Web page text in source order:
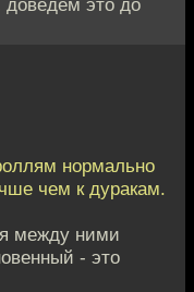
доведем это до
нормально
чем к дуракам.
между ними
- это